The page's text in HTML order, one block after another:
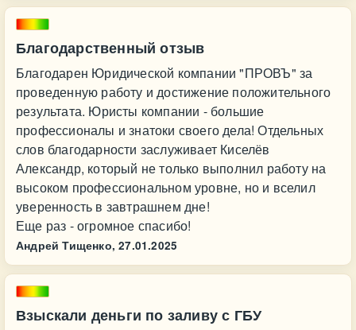
Благодарственный отзыв
Благодарен Юридической компании "ПРОВЪ" за
проведенную работу и достижение положительного
результата. Юристы компании - большие
профессионалы и знатоки своего дела! Отдельных
слов благодарности заслуживает Киселёв
Александр, который не только выполнил работу на
высоком профессиональном уровне, но и вселил
уверенность в завтрашнем дне!
Еще раз - огромное спасибо!
Андрей Тищенко, 27.01.2025
Взыскали деньги по заливу с ГБУ